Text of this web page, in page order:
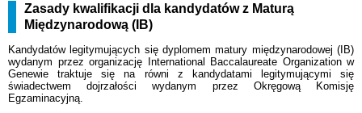
Zasady kwalifikacji dla kandydatów z Maturą
Międzynarodową (IB)
Kandydatów legitymujących się dyplomem matury międzynarodowej (IB)
wydanym przez organizację International Baccalaureate Organization w
Genewie traktuje się na równi z kandydatami legitymującymi się
świadectwem dojrzałości wydanym przez Okręgową Komisję
Egzaminacyjną.